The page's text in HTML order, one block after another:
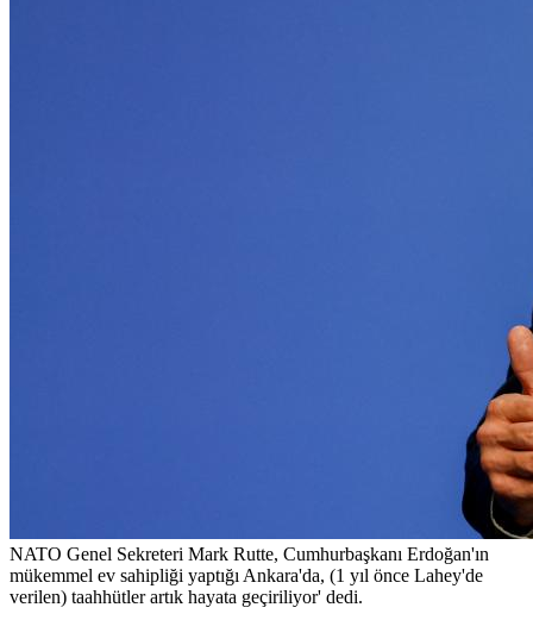
NATO Genel Sekreteri Mark Rutte, Cumhurbaşkanı Erdoğan'ın
mükemmel ev sahipliği yaptığı Ankara'da, (1 yıl önce Lahey'de
verilen) taahhütler artık hayata geçiriliyor' dedi.